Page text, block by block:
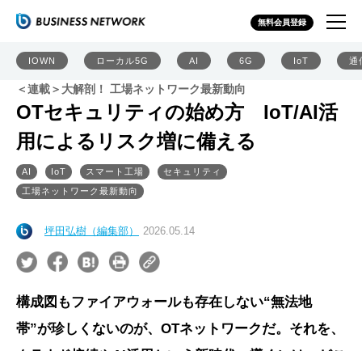
無料会員登録
IOWN ローカル5G AI 6G IoT 通
＜連載＞大解剖！ 工場ネットワーク最新動向
OTセキュリティの始め方 IoT/AI活
用によるリスク増に備える
AI IoT スマート工場
セキュリティ
工場ネットワーク最新動向
坪田弘樹（編集部） 2026.05.14
構成図もファイアウォールも存在しない“無法地
帯”が珍しくないのが、OTネットワークだ。それを、